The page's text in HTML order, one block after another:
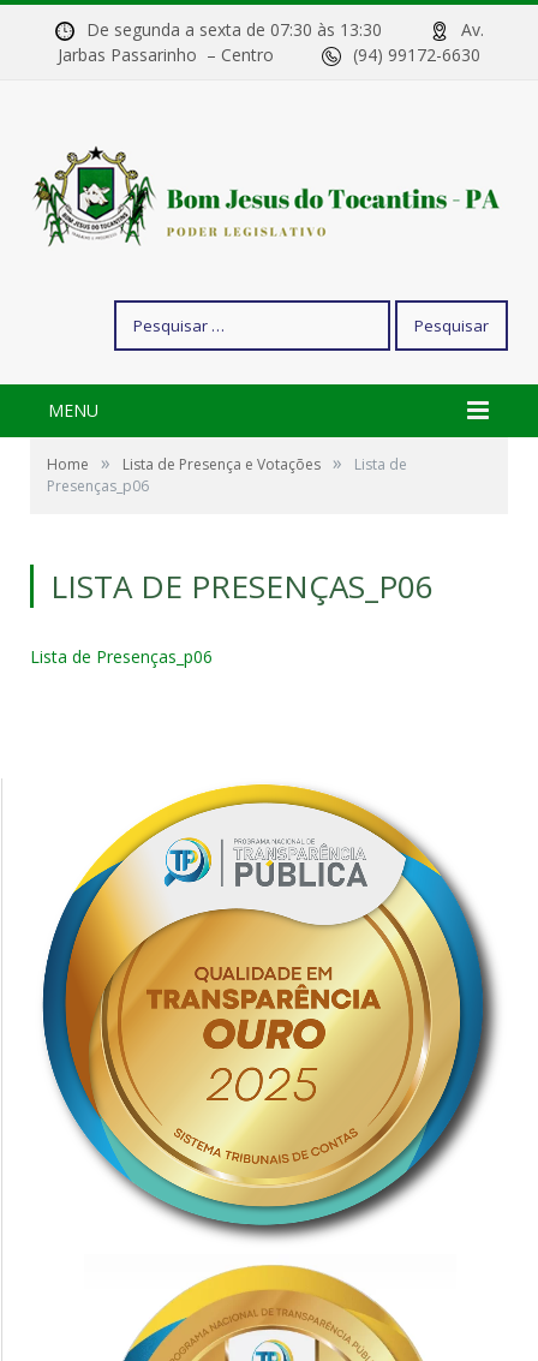
De segunda a sexta de 07:30 às 13:30
Av.
Jarbas Passarinho – Centro
(94) 99172-6630
por:
MENU
Home » Lista de Presença e Votações »
Lista de
Presenças_p06
LISTA DE PRESENÇAS_P06
Lista de Presenças_p06